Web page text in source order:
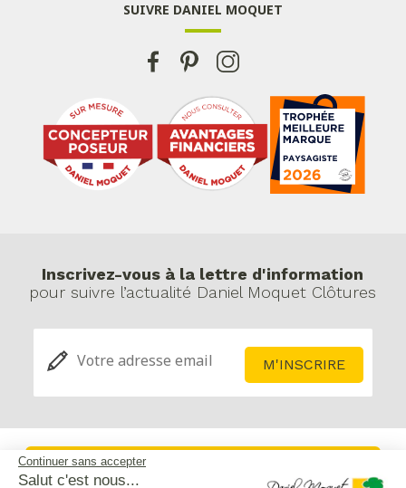
Continuer sans accepter
Salut c'est nous...
SUIVRE DANIEL MOQUET
Inscrivez-vous à la lettre d'information
pour suivre l’actualité Daniel Moquet Clôtures